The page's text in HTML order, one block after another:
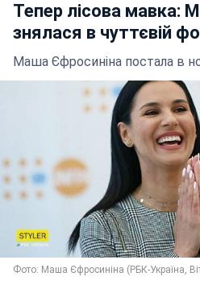
Тепер лісова мавка:
знялася в чуттєвій
Маша Єфросиніна постала в
Фото: Маша Єфросиніна (РБК-Україна,